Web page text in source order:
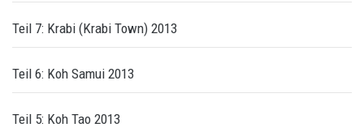
Teil 7: Krabi (Krabi Town) 2013
Teil 6: Koh Samui 2013
Teil 5: Koh Tao 2013